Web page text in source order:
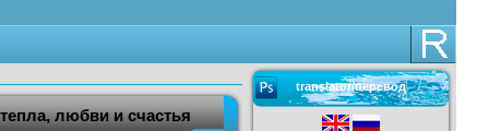
любви и счастья
translator/перевод